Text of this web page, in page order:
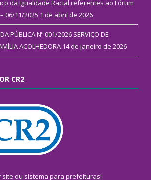
da Igualdade Racial referentes ao Fórum
06/11/2025 1 de abril de 2026
PÚBLICA Nº 001/2026 SERVIÇO DE
ACOLHEDORA 14 de janeiro de 2026
CR2
site ou sistema para prefeituras!